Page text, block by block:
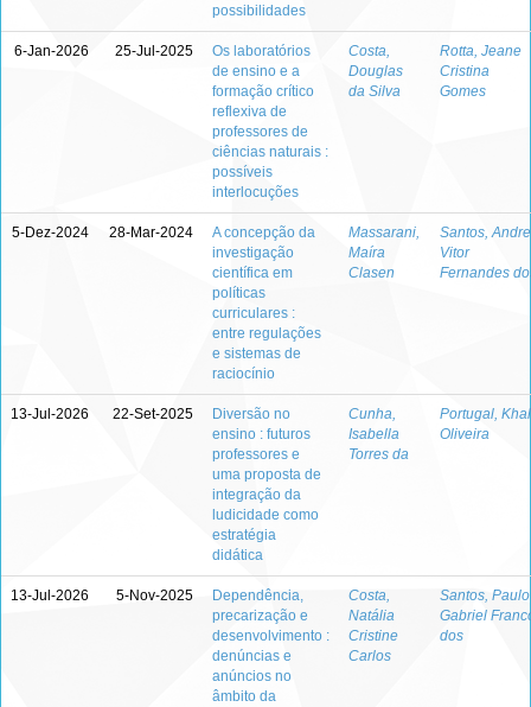
possibilidades
6-Jan-2026 25-Jul-2025
Os laboratórios
de ensino e a
formação crítico
reflexiva de
professores de
ciências naturais :
possíveis
interlocuções
Costa,
Douglas
da Silva
Rotta, Jeane
Cristina
Gomes
5-Dez-2024 28-Mar-2024
A concepção da
investigação
científica em
políticas
curriculares :
entre regulações
e sistemas de
raciocínio
Massarani,
Maíra
Clasen
Santos, Andre
Vitor
Fernandes
13-Jul-2026 22-Set-2025
Diversão no
ensino : futuros
professores e
uma proposta de
integração da
ludicidade como
estratégia
didática
Cunha,
Isabella
Torres da
Portugal,
Oliveira
13-Jul-2026 5-Nov-2025
Dependência,
precarização e
desenvolvimento :
denúncias e
anúncios no
âmbito da
Costa,
Natália
Cristine
Carlos
Santos, Paulo
Gabriel
dos